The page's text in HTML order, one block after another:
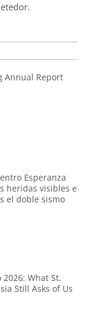
Annual Report
Esperanza
heridas visibles e
el doble sismo
What St.
Still Asks of Us